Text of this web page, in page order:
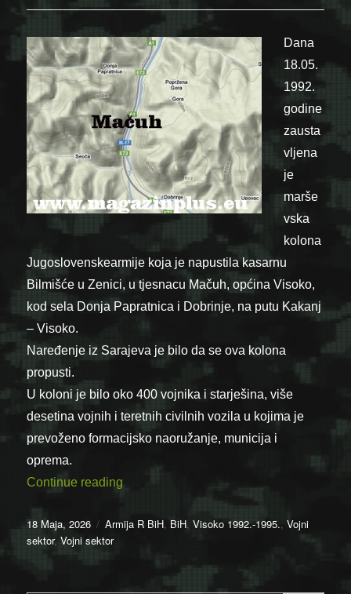
Dana
18.05.
1992.
godine
zausta
vljena
je
marše
vska
kolona
Jugoslovenskearmije koja je napustila kasarnu
Bilmišće u Zenici, u tjesnacu Mačuh, općina Visoko,
kod sela Donja Papratnica i Dobrinje, na putu Kakanj
– Visoko.
Naređenje iz Sarajeva je bilo da se ova kolona
propusti.
U koloni je bilo oko 400 vojnika i starješina, više
desetina vojnih i teretnih civilnih vozila u kojima je
prevoženo formacijsko naoružanje, municija i
oprema.
Continue reading “18.5.1992. – Visoko: Zaustavljanje i
Posted
on
18 Maja, 2026 Categories
Armija R BiH, BiH,Visoko 1992.-1995.,Vojni
sektor,Vojni sektor